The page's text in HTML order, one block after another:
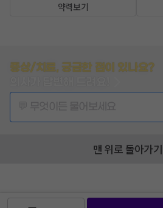
약력보기
증상/치료, 궁금한 점이 있나요?
맨 위로 돌아가기